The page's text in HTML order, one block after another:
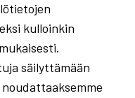
kulloinkin
säilyttämään